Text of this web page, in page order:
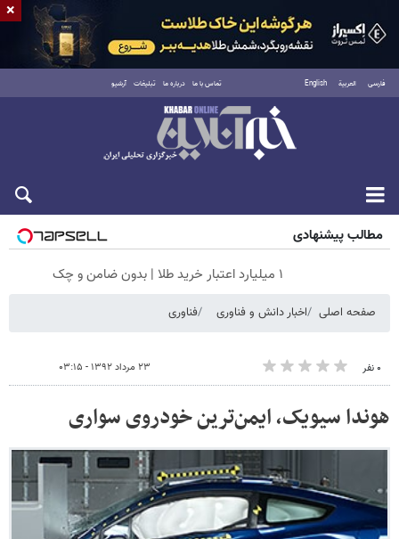
فارسی العربية English تماس با ما درباره ما تبلیغات آرشیو
جمعه ۱۶ مرداد ۱۴۰۵
مطالب پیشنهادی
۱ میلیارد اعتبار خرید طلا | بدون ضامن و چک
صفحه اصلی اخبار دانش و فناوری فناوری
۰ نفر ۲۳ مرداد ۱۳۹۲ - ۰۳:۱۵
هوندا سیویک، ایمن‌ترین خودروی سواری
×